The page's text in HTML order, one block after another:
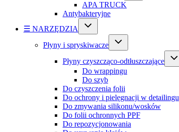
APA TRUCK
Antybakteryjne
☰ NARZĘDZIA
Płyny i spryskiwacze
Płyny czyszcząco-odtłuszczające
Do wrappingu
Do szyb
Do czyszczenia folii
Do ochrony i pielęgnacji w detailingu
Do zmywania silikonu/wosków
Do folii ochronnych PPF
Do repozycjonowania